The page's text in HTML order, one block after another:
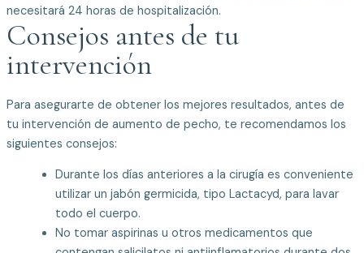
necesitará 24 horas de hospitalización.
Consejos antes de tu
intervención
Para asegurarte de obtener los mejores resultados, antes de
tu intervención de aumento de pecho, te recomendamos los
siguientes consejos:
Durante los días anteriores a la cirugía es conveniente
utilizar un jabón germicida, tipo Lactacyd, para lavar
todo el cuerpo.
No tomar aspirinas u otros medicamentos que